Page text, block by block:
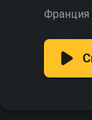
Франция